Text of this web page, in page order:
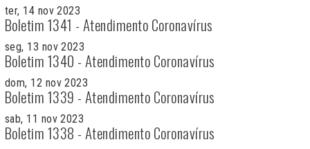
ter, 14 nov 2023
Boletim 1341 - Atendimento Coronavírus
seg, 13 nov 2023
Boletim 1340 - Atendimento Coronavírus
dom, 12 nov 2023
Boletim 1339 - Atendimento Coronavírus
sab, 11 nov 2023
Boletim 1338 - Atendimento Coronavírus